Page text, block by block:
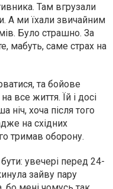
Там вгрузали
А ми їхали звичайним
Було страшно. За
мабуть, саме страх на
та бойове
все життя. Їй і досі
ніч, хоча після того
на східних
тримав оборону.
увечері перед 24-
зайву пару